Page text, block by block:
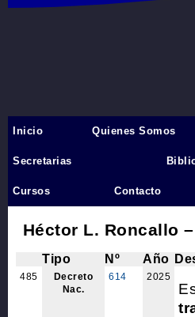
Inicio›
2.8
Héctor L. Roncallo
Tipo Nº Año
485
Decreto
Nac.
614 2025
Inicio Quienes Somos
Secretarias
Cursos Contacto